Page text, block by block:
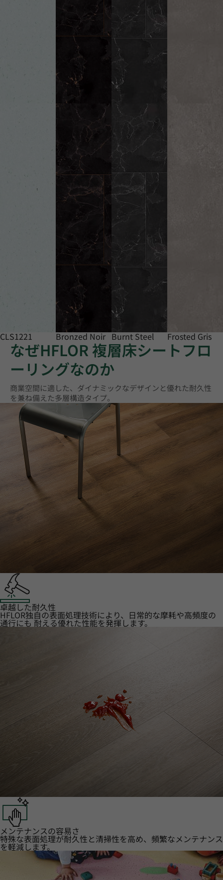
CLS1221 Bronzed Noir Burnt Steel Frosted Gris
なぜHFLOR 複層床シートフロ
ーリングなのか
商業空間に適した、ダイナミックなデザインと優れた耐久性
を兼ね備えた多層構造タイプ。
卓越した耐久性
HFLOR独自の表面処理技術により、日常的な摩耗や高頻度の
通行にも 耐える優れた性能を発揮します。
メンテナンスの容易さ
特殊な表面処理が耐久性と清掃性を高め、頻繁なメンテナンス
を軽減します。